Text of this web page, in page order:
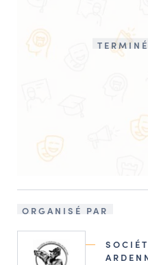
TERMINÉ
ORGANISÉ PAR